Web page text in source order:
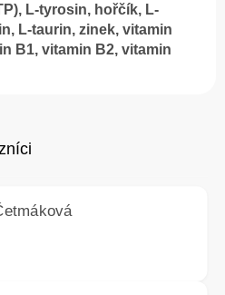
L-tyrosin, hořčík, L-
L-taurin, zinek, vitamin
B1, vitamin B2, vitamin
je 5 z 5 hvězdiček.